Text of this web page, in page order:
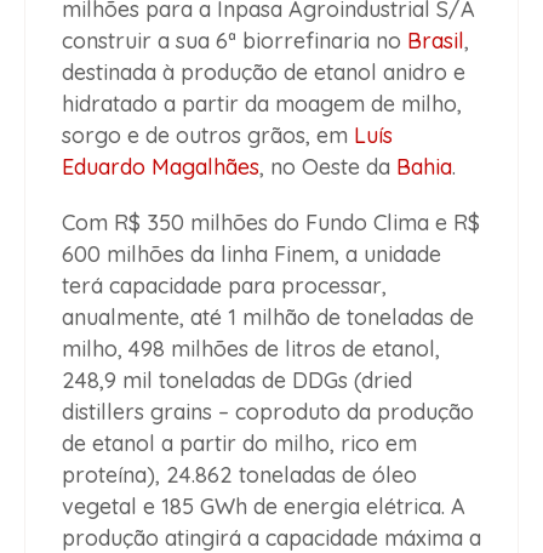
milhões para a Inpasa Agroindustrial S/A
construir a sua 6ª biorrefinaria no Brasil,
destinada à produção de etanol anidro e
hidratado a partir da moagem de milho,
sorgo e de outros grãos, em Luís
Eduardo Magalhães, no Oeste da Bahia.
Com R$ 350 milhões do Fundo Clima e R$
600 milhões da linha Finem, a unidade
terá capacidade para processar,
anualmente, até 1 milhão de toneladas de
milho, 498 milhões de litros de etanol,
248,9 mil toneladas de DDGs (dried
distillers grains – coproduto da produção
de etanol a partir do milho, rico em
proteína), 24.862 toneladas de óleo
vegetal e 185 GWh de energia elétrica. A
produção atingirá a capacidade máxima a